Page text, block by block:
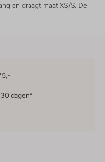
en draagt maat XS/S. De
dagen*